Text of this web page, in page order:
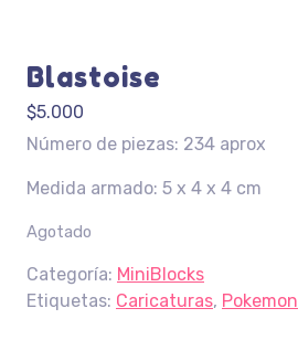
Blastoise
$5.000
Número de piezas: 234 aprox
Medida armado: 5 x 4 x 4 cm
Agotado
Categoría: MiniBlocks
Etiquetas: Caricaturas, Pokemon